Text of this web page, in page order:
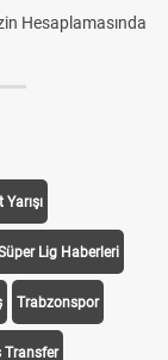
Nasıl
Yarışı
Lig Haberleri
Trabzonspor
Transfer